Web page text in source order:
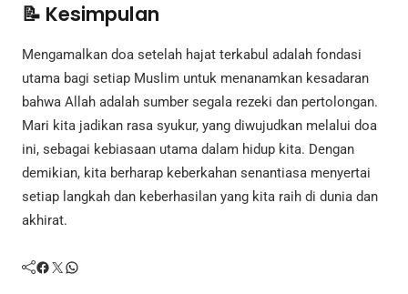
📝 Kesimpulan
Mengamalkan doa setelah hajat terkabul adalah fondasi
utama bagi setiap Muslim untuk menanamkan kesadaran
bahwa Allah adalah sumber segala rezeki dan pertolongan.
Mari kita jadikan rasa syukur, yang diwujudkan melalui doa
ini, sebagai kebiasaan utama dalam hidup kita. Dengan
demikian, kita berharap keberkahan senantiasa menyertai
setiap langkah dan keberhasilan yang kita raih di dunia dan
akhirat.
Facebook Twitter WhatsApp